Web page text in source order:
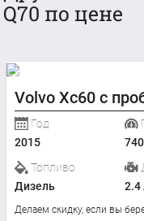
Q70 по цене
Volvo Xc60 с
Год
2015
Топливо
Дизель
2.4
Делаем скидку, если вы